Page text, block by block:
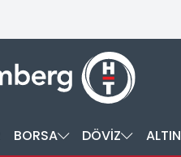
BORSA DÖVİZ ALTIN